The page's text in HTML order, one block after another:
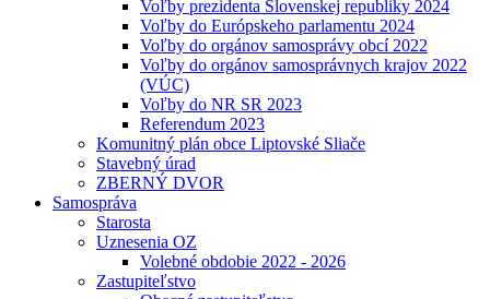
Voľby prezidenta Slovenskej republiky 2024
Voľby do Európskeho parlamentu 2024
Voľby do orgánov samosprávy obcí 2022
Voľby do orgánov samosprávnych krajov 2022
(VÚC)
Voľby do NR SR 2023
Referendum 2023
Komunitný plán obce Liptovské Sliače
Stavebný úrad
ZBERNÝ DVOR
Samospráva
Starosta
Uznesenia OZ
Volebné obdobie 2022 - 2026
Zastupiteľstvo